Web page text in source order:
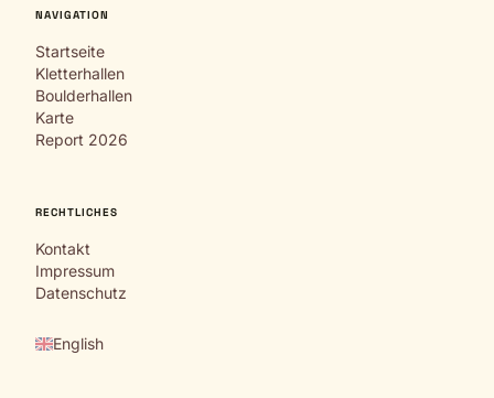
NAVIGATION
Startseite
Kletterhallen
Boulderhallen
Karte
Report 2026
RECHTLICHES
Kontakt
Impressum
Datenschutz
English